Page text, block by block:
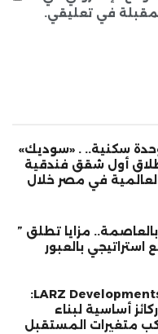
في تعليقي.
فيلا بحرية و150 وحدة سكنية.. . «سوديك»
أول شقق فندقية
في مصر خلال
مزايا تطلق ”
الرئيس التنفيذي ل LARZ Developments:
أساسية لبناء
متغيرات المستقبل